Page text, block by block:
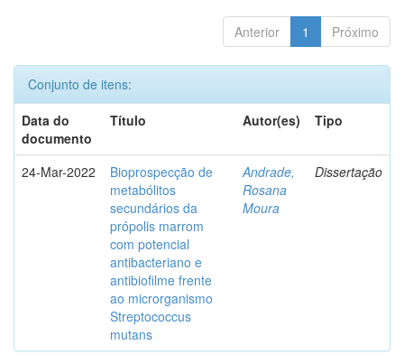
Anterior 1 Próximo
Conjunto de itens:
Data do
documento
Título Autor(es) Tipo
24-Mar-2022
Bioprospecção de
metabólitos
secundários da
própolis marrom
com potencial
antibacteriano e
antibiofilme frente
ao microrganismo
Streptococcus
mutans
Andrade,
Rosana
Moura
Dissertação